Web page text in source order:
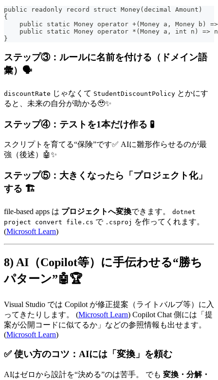
public readonly record struct Money(decimal Amount)
{
public static Money operator +(Money a, Money b)
public static Money operator *(Money a, int n) =>
}
ステップ③：ルールに名前を付ける（ドメイン語
彙）🗣️
discountRate じゃなくて StudentDiscountPolicy とかにす
ると、未来の自分が助かる🥹✨
ステップ④：テストを1本だけ作る 🧪
スクリプトを育てる“保険”です✅ AIに雛形作らせるのが最
強（後述）🤖✨
ステップ⑤：大きくなったら「プロジェクト化」
する 🏗️
file-based apps は プロジェクトへ変換できます。 dotnet
project convert file.cs で .csproj を作ってくれます。
(Microsoft Learn)
8) AI（Copilot等）に手伝わせる“勝ち
パターン”🤖🏆
Visual Studio では Copilot が修正提案（ライトバルブ等）に入
ってきたりします。 (Microsoft Learn) Copilot Chat 側には「提
案が公開コードに似てるか」などの参照情報も出せます。
(Microsoft Learn)
✅ 使い方のコツ：AIには「変換」を頼む
AIはゼロから設計を“決める”のは苦手。 でも 変換・分解・